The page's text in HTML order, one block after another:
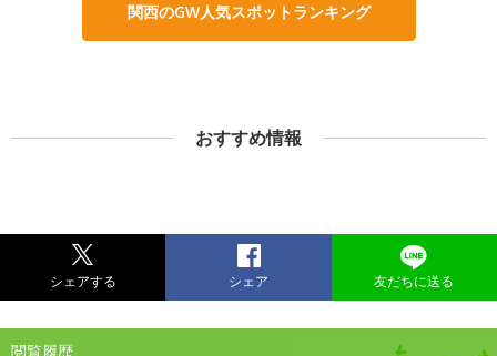
関西のGW人気スポットランキング
おすすめ情報
シェアする シェア 友だちに送る
閲覧履歴